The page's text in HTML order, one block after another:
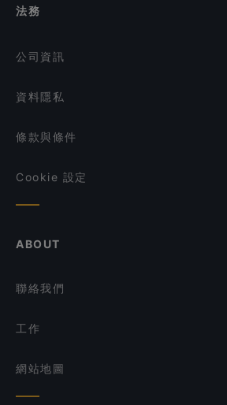
SKOSH Cafe – Japanese Inspired
法務
公司資訊
資料隱私
條款與條件
Cookie 設定
ABOUT
聯絡我們
工作
網站地圖